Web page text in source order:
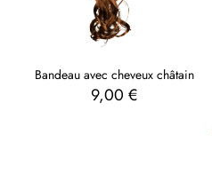
Bandeau avec cheveux châtain
9,00€